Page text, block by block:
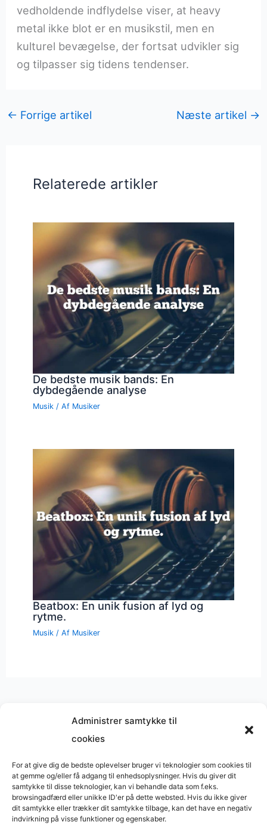
Administrer samtykke til
cookies
For at give dig de bedste oplevelser bruger vi teknologier som cookies til
at gemme og/eller få adgang til enhedsoplysninger. Hvis du giver dit
samtykke til disse teknologier, kan vi behandle data som f.eks.
browsingadfærd eller unikke ID'er på dette websted. Hvis du ikke giver
dit samtykke eller trækker dit samtykke tilbage, kan det have en negativ
indvirkning på visse funktioner og egenskaber.
vedholdende indflydelse viser, at heavy
metal ikke blot er en musikstil, men en
kulturel bevægelse, der fortsat udvikler sig
og tilpasser sig tidens tendenser.
← Forrige artikel Næste artikel →
Relaterede artikler
De bedste musik bands: En
dybdegående analyse
Musik / Af Musiker
Beatbox: En unik fusion af lyd og
rytme.
Musik / Af Musiker
Musik på
Copyright © 2026 BasimWorld
Udviklet afWebbureau.dk
Bygget medWordPress